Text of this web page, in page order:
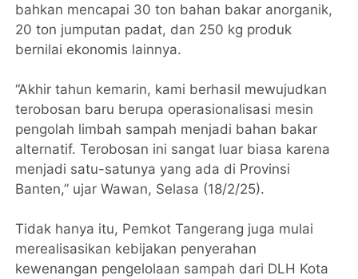
bahkan mencapai 30 ton bahan bakar anorganik,
20 ton jumputan padat, dan 250 kg produk
bernilai ekonomis lainnya.
“Akhir tahun kemarin, kami berhasil mewujudkan
terobosan baru berupa operasionalisasi mesin
pengolah limbah sampah menjadi bahan bakar
alternatif. Terobosan ini sangat luar biasa karena
menjadi satu-satunya yang ada di Provinsi
Banten,” ujar Wawan, Selasa (18/2/25).
Tidak hanya itu, Pemkot Tangerang juga mulai
merealisasikan kebijakan penyerahan
kewenangan pengelolaan sampah dari DLH Kota